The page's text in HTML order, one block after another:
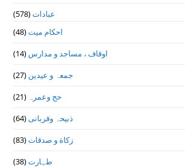
عبادات(578)
احکام میت(48)
اوقاف ، مساجد و مدارس (14)
جمعہ و عیدین (27)
حج وعمرہ (21)
ذبیحہ وقربانی(64)
زکاة و صدقات(83)
طہارت(38)